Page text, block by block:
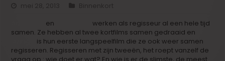
mei 28, 2013
Binnenkort
en
werken als regisseur al een hele tijd
samen. Ze hebben al twee kortfilms samen gedraaid en
is hun eerste langspeelfilm die ze ook weer samen
regisseren. Regisseren met zijn tweeën, het roept vanzelf de